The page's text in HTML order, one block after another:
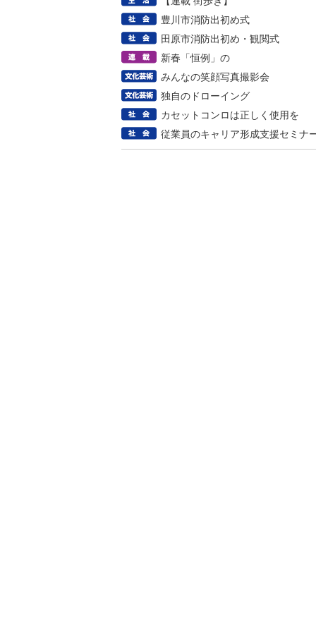
豊川市消防出初め式
田原市消防出初め・観閲式
新春「恒例」の
みんなの笑顔写真撮影会
独自のドローイング
カセットコンロは正しく使用を
従業員のキャリア形成支援セミナ